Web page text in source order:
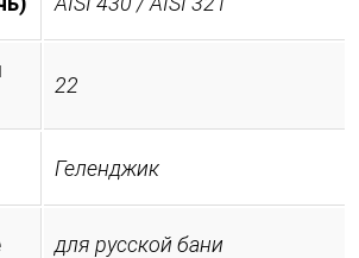
22
Геленджик
для русской бани